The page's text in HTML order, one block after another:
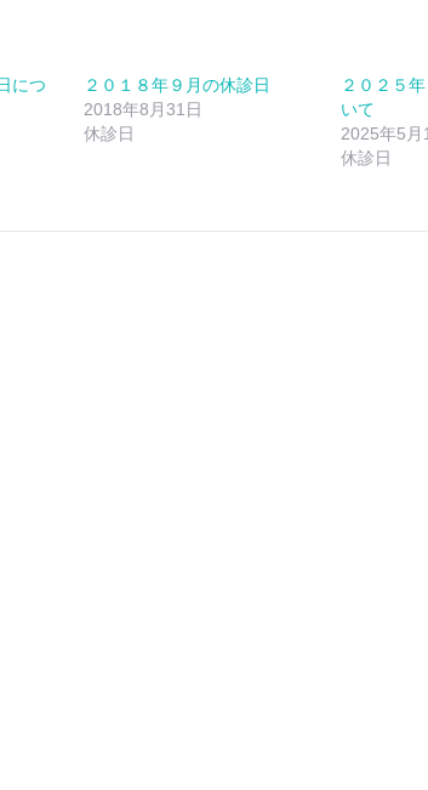
につ
２０１８年９月の休診日
2018年8月31日
休診日
２０２５
いて
2025年5月
休診日